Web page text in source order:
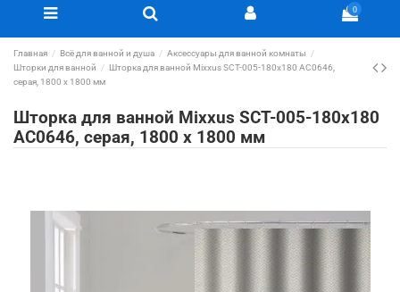
0
Главная Всё для ванной и душа
Аксессуары для ванной комнаты
Шторки для ванной
Шторка для ванной Mixxus SCT-005-180x180 AC0646,
серая, 1800 х 1800 мм
Шторка для ванной Mixxus SCT-005-180x180
AC0646, серая, 1800 х 1800 мм